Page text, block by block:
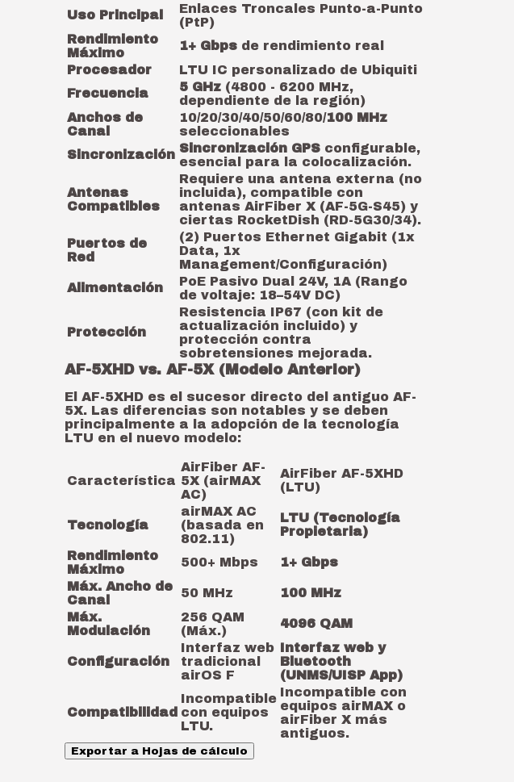
Uso Principal
Enlaces Troncales Punto-a-Punto
(PtP)
Rendimiento
Máximo
1+ Gbps de rendimiento real
Procesador
LTU IC personalizado de Ubiquiti
Frecuencia
5 GHz (4800 - 6200 MHz,
dependiente de la región)
Anchos de
Canal
10/20/30/40/50/60/80/100 MHz
seleccionables
Sincronización Sincronización GPS configurable,
esencial para la colocalización.
Antenas
Compatibles
Requiere una antena externa (no
incluida), compatible con
antenas AirFiber X (AF-5G-S45) y
ciertas RocketDish (RD-5G30/34).
Puertos de
Red
(2) Puertos Ethernet Gigabit (1x
Data, 1x
Management/Configuración)
Alimentación
PoE Pasivo Dual 24V, 1A (Rango
de voltaje: 18–54V DC)
Protección
Resistencia IP67 (con kit de
actualización incluido) y
protección contra
sobretensiones mejorada.
AF-5XHD vs. AF-5X (Modelo Anterior)
El AF-5XHD es el sucesor directo del antiguo AF-
5X. Las diferencias son notables y se deben
principalmente a la adopción de la tecnología
LTU en el nuevo modelo:
Característica
AirFiber AF-
5X (airMAX
AC)
AirFiber AF-5XHD
(LTU)
Tecnología
airMAX AC
(basada en
802.11)
LTU (Tecnología
Propietaria)
Rendimiento
Máximo
500+ Mbps
1+ Gbps
Máx. Ancho de
Canal
50 MHz
100 MHz
Máx.
Modulación
256 QAM
(Máx.)
4096 QAM
Configuración
Interfaz web
tradicional
airOS F
Interfaz web y
Bluetooth
(UNMS/UISP App)
Compatibilidad
Incompatible
con equipos
LTU.
Incompatible con
equipos airMAX o
airFiber X más
antiguos.
Exportar a Hojas de cálculo